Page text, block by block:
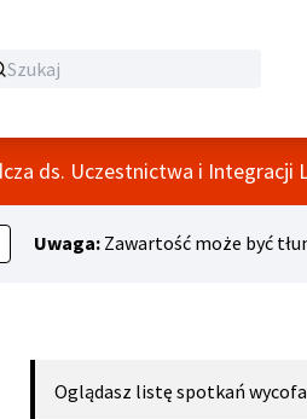
ds. Uczestnictwa i Integracji
Uwaga:Zawartość może być
Oglądasz listę spotkań